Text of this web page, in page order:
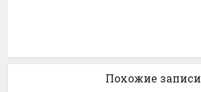
Похожие записи